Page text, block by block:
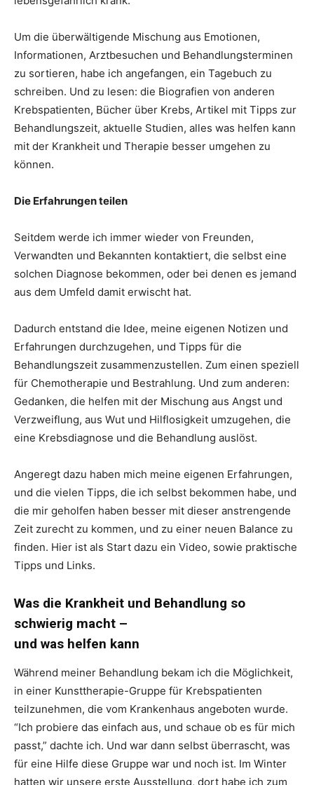
Um die überwältigende Mischung aus Emotionen,
Informationen, Arztbesuchen und Behandlungsterminen
zu sortieren, habe ich angefangen, ein Tagebuch zu
schreiben. Und zu lesen: die Biografien von anderen
Krebspatienten, Bücher über Krebs, Artikel mit Tipps zur
Behandlungszeit, aktuelle Studien, alles was helfen kann
mit der Krankheit und Therapie besser umgehen zu
können.
Die Erfahrungen teilen
Seitdem werde ich immer wieder von Freunden,
Verwandten und Bekannten kontaktiert, die selbst eine
solchen Diagnose bekommen, oder bei denen es jemand
aus dem Umfeld damit erwischt hat.
Dadurch entstand die Idee, meine eigenen Notizen und
Erfahrungen durchzugehen, und Tipps für die
Behandlungszeit zusammenzustellen. Zum einen speziell
für Chemotherapie und Bestrahlung. Und zum anderen:
Gedanken, die helfen mit der Mischung aus Angst und
Verzweiflung, aus Wut und Hilflosigkeit umzugehen, die
eine Krebsdiagnose und die Behandlung auslöst.
Angeregt dazu haben mich meine eigenen Erfahrungen,
und die vielen Tipps, die ich selbst bekommen habe, und
die mir geholfen haben besser mit dieser anstrengende
Zeit zurecht zu kommen, und zu einer neuen Balance zu
finden. Hier ist als Start dazu ein Video, sowie praktische
Tipps und Links.
Was die Krankheit und Behandlung so
schwierig macht –
und was helfen kann
Während meiner Behandlung bekam ich die Möglichkeit,
in einer Kunsttherapie-Gruppe für Krebspatienten
teilzunehmen, die vom Krankenhaus angeboten wurde.
“Ich probiere das einfach aus, und schaue ob es für mich
passt,” dachte ich. Und war dann selbst überrascht, was
für eine Hilfe diese Gruppe war und noch ist. Im Winter
hatten wir unsere erste Ausstellung, dort habe ich zum